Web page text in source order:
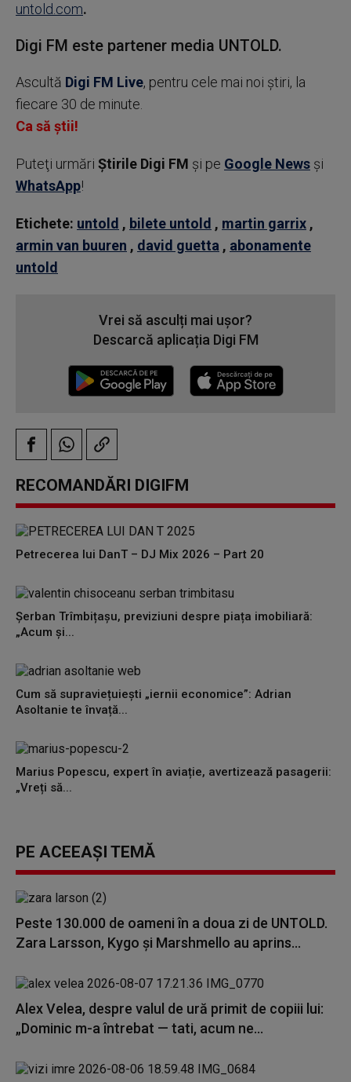
untold.com.
Digi FM este partener media UNTOLD.
Ascultă Digi FM Live, pentru cele mai noi știri, la
fiecare 30 de minute.
Ca să știi!
Puteţi urmări Știrile Digi FM şi pe Google News şi
WhatsApp!
Etichete: untold , bilete untold , martin garrix ,
armin van buuren , david guetta , abonamente
untold
Vrei să asculți mai ușor?
Descarcă aplicația Digi FM
RECOMANDĂRI DIGIFM
Petrecerea lui DanT – DJ Mix 2026 – Part 20
Șerban Trîmbițașu, previziuni despre piața imobiliară:
„Acum și...
Cum să supraviețuiești „iernii economice”: Adrian
Asoltanie te învață...
Marius Popescu, expert în aviație, avertizează pasagerii:
„Vreți să...
PE ACEEAȘI TEMĂ
Peste 130.000 de oameni în a doua zi de UNTOLD.
Zara Larsson, Kygo și Marshmello au aprins...
Alex Velea, despre valul de ură primit de copiii lui:
„Dominic m-a întrebat — tati, acum ne...